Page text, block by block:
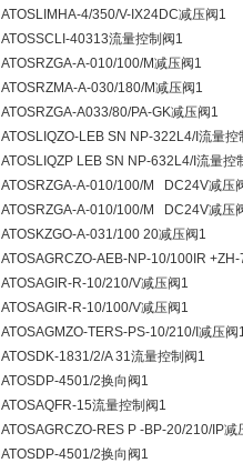
ATOSLIMHA-4/350/V-IX24DC减压阀1
ATOSSCLI-40313流量控制阀1
ATOSRZGA-A-010/100/M减压阀1
ATOSRZMA-A-030/180/M减压阀1
ATOSRZGA-A033/80/PA-GK减压阀1
ATOSLIQZO-LEB SN NP-322L4/I流量控
ATOSLIQZP LEB SN NP-632L4/I流量控
ATOSRZGA-A-010/100/M DC24V减压
ATOSRZGA-A-010/100/M DC24V减压
ATOSKZGO-A-031/100 20减压阀1
ATOSAGRCZO-AEB-NP-10/100IR
ATOSAGIR-R-10/210/V减压阀1
ATOSAGIR-R-10/100/V减压阀1
ATOSAGMZO-TERS-PS-10/210/I减压阀
ATOSDK-1831/2/A 31流量控制阀1
ATOSDP-4501/2换向阀1
ATOSAQFR-15流量控制阀1
ATOSAGRCZO-RES P -BP-20/210/IP减
ATOSDP-4501/2换向阀1